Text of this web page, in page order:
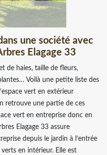
une société avec
Elagage 33
de haies, taille de fleurs,
Voilà une petite liste des
vert en extérieur
retrouve une partie de ces
vert en entreprise donc en
Elagage 33 assure
depuis le jardin à l’entrée
en intérieur. Elle est